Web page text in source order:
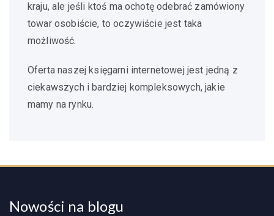
kraju, ale jeśli ktoś ma ochotę odebrać zamówiony
towar osobiście, to oczywiście jest taka
możliwość.
Oferta naszej księgarni internetowej jest jedną z
ciekawszych i bardziej kompleksowych, jakie
mamy na rynku.
Nowości na blogu